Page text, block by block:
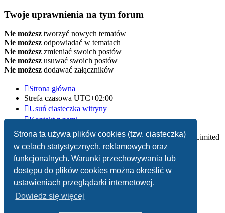
Strona ta używa plików cookies (tzw. ciasteczka)
w celach statystycznych, reklamowych oraz
funkcjonalnych. Warunki przechowywania lub
dostępu do plików cookies można określić w
ustawieniach przeglądarki internetowej.
Dowiedz się więcej
Twoje uprawnienia na tym forum
Nie możesz tworzyć nowych tematów
Nie możesz odpowiadać w tematach
Nie możesz zmieniać swoich postów
Nie możesz usuwać swoich postów
Nie możesz dodawać załączników
Strona główna
Strefa czasowa UTC+02:00
Usuń ciasteczka witryny
Kontakt z nami
Technologię dostarczaphpBB® Forum Software © phpBB Limited
Polski pakiet językowy dostarczaphpBB.pl
Zasady ochrony danych osobowych |Regulamin